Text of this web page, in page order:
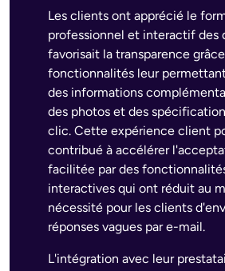
Les clients ont apprécié le
professionnel et interactif des
favorisait la transparence
fonctionnalités leur
des informations
des photos et des
clic. Cette expérience client
contribué à accélérer
facilitée par des
interactives qui ont réduit au
nécessité pour les clients
réponses vagues par e-mail.
L'intégration avec leur